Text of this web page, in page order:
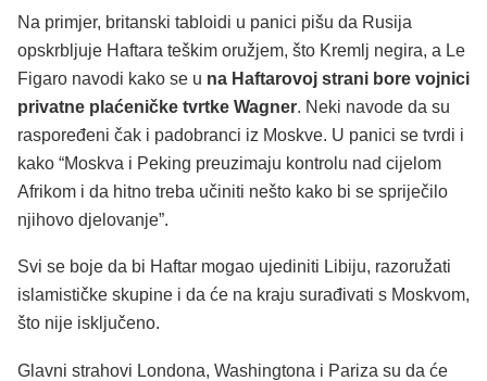
Na primjer, britanski tabloidi u panici pišu da Rusija
opskrbljuje Haftara teškim oružjem, što Kremlj negira, a Le
Figaro navodi kako se u na Haftarovoj strani bore vojnici
privatne plaćeničke tvrtke Wagner. Neki navode da su
raspoređeni čak i padobranci iz Moskve. U panici se tvrdi i
kako “Moskva i Peking preuzimaju kontrolu nad cijelom
Afrikom i da hitno treba učiniti nešto kako bi se spriječilo
njihovo djelovanje”.
Svi se boje da bi Haftar mogao ujediniti Libiju, razoružati
islamističke skupine i da će na kraju surađivati s Moskvom,
što nije isključeno.
Glavni strahovi Londona, Washingtona i Pariza su da će